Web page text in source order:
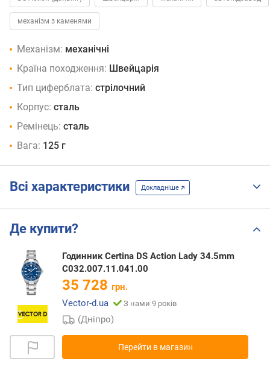
механізм з каменями
Механізм: механічні
Країна походження: Швейцарія
Тип циферблата: стрілочний
Корпус: сталь
Ремінець: сталь
Вага: 125 г
Всі характеристики Докладніше
Де купити?
Годинник Certina DS Action Lady 34.5mm
C032.007.11.041.00
35 728 грн.
Vector-d.ua
З нами 9 років
(Дніпро)
Перейти в магазин